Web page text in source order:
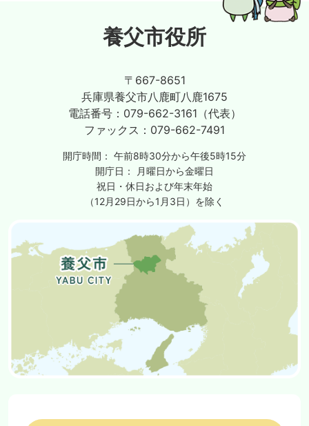
養父市役所
〒667-8651
兵庫県養父市八鹿町八鹿1675
電話番号： 079-662-3161（代表）
ファックス： 079-662-7491
開庁時間： 午前8時30分から午後5時15分
開庁日：
月曜日から金曜日
祝日・休日および年末年始
（12月29日から1月3日）を除く